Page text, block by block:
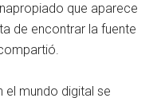
que aparece
de encontrar la fuente
el mundo digital se